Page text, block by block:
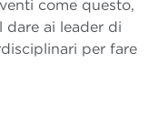
come questo,
dare ai leader di
per fare